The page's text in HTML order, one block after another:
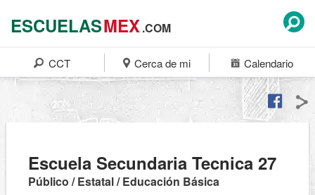
ESCUELASMEX.COM
CCT Cerca de mi Calendario
Escuela Secundaria Tecnica 27
Público / Estatal / Educación Básica